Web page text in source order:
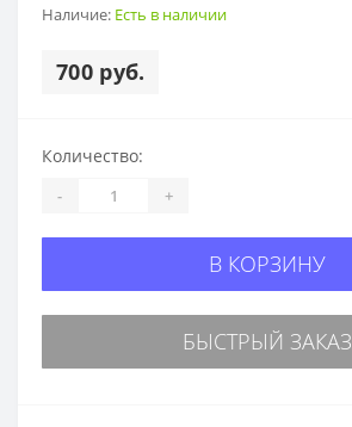
Наличие: Есть в наличии
700 руб.
Количество:
- +
В КОРЗИНУ
БЫСТРЫЙ ЗАКАЗ